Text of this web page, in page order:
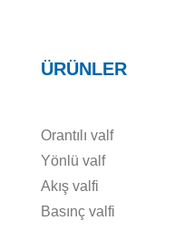
ÜRÜNLER
Orantılı valf
Yönlü valf
Akış valfi
Basınç valfi